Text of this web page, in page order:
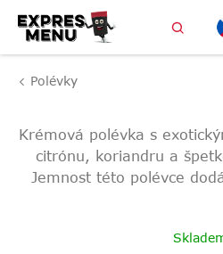
obsah
Polévky
Krémová polévka s
citrónu, koriandru a
Jemnost této polévce